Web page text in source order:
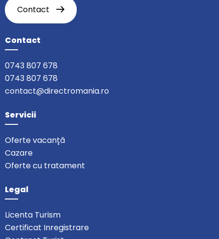
Contact
Contact
0743 807 678
0743 807 678
contact@directromania.ro
Servicii
Oferte vacanță
Cazare
Oferte cu tratament
Legal
Licenta Turism
Certificat Inregistrare